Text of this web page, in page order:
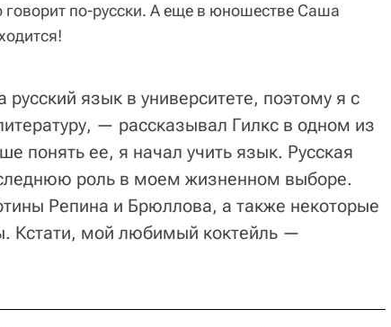
по-русски. А еще в юношестве Саша
язык в университете, поэтому я с
— рассказывал Гилкс в одном из
понять ее, я начал учить язык. Русская
роль в моем жизненном выборе.
Репина и Брюллова, а также некоторые
Кстати, мой любимый коктейль —